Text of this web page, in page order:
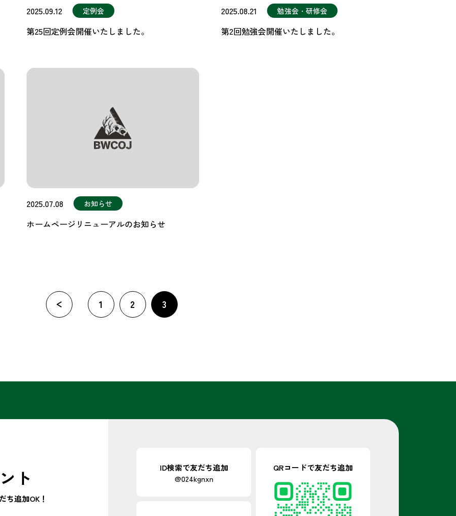
2025.09.12 定例会
第25回定例会開催いたしました。
2025.08.21 勉強会・研修会
第2回勉強会開催いたしました。
2025.07.08 お知らせ
ホームページリニューアルのお知らせ
« 1 2 3
ト
ち追加OK！
ID検索で友だち追加
@024kgnxn
QRコードで友だち追加